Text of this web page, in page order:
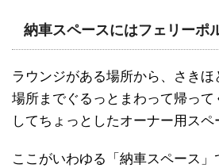
納車スペースにはフェリーポ
ラウンジがある場所から、さき
場所までぐるっとまわって帰って
してちょっとしたオーナー用スペ
ここがいわゆる「納車スペース